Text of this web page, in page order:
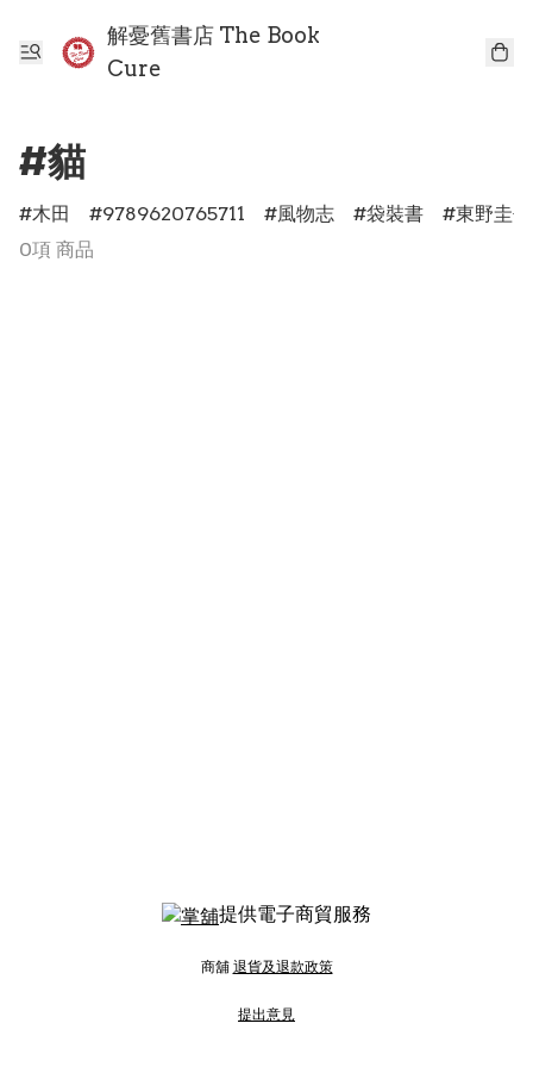
解憂舊書店 The Book
Cure
#貓
木田 9789620765711 風物志 袋裝書
東野圭吾
0項 商品
提供電子商貿服務
商舖 退貨及退款政策
提出意見